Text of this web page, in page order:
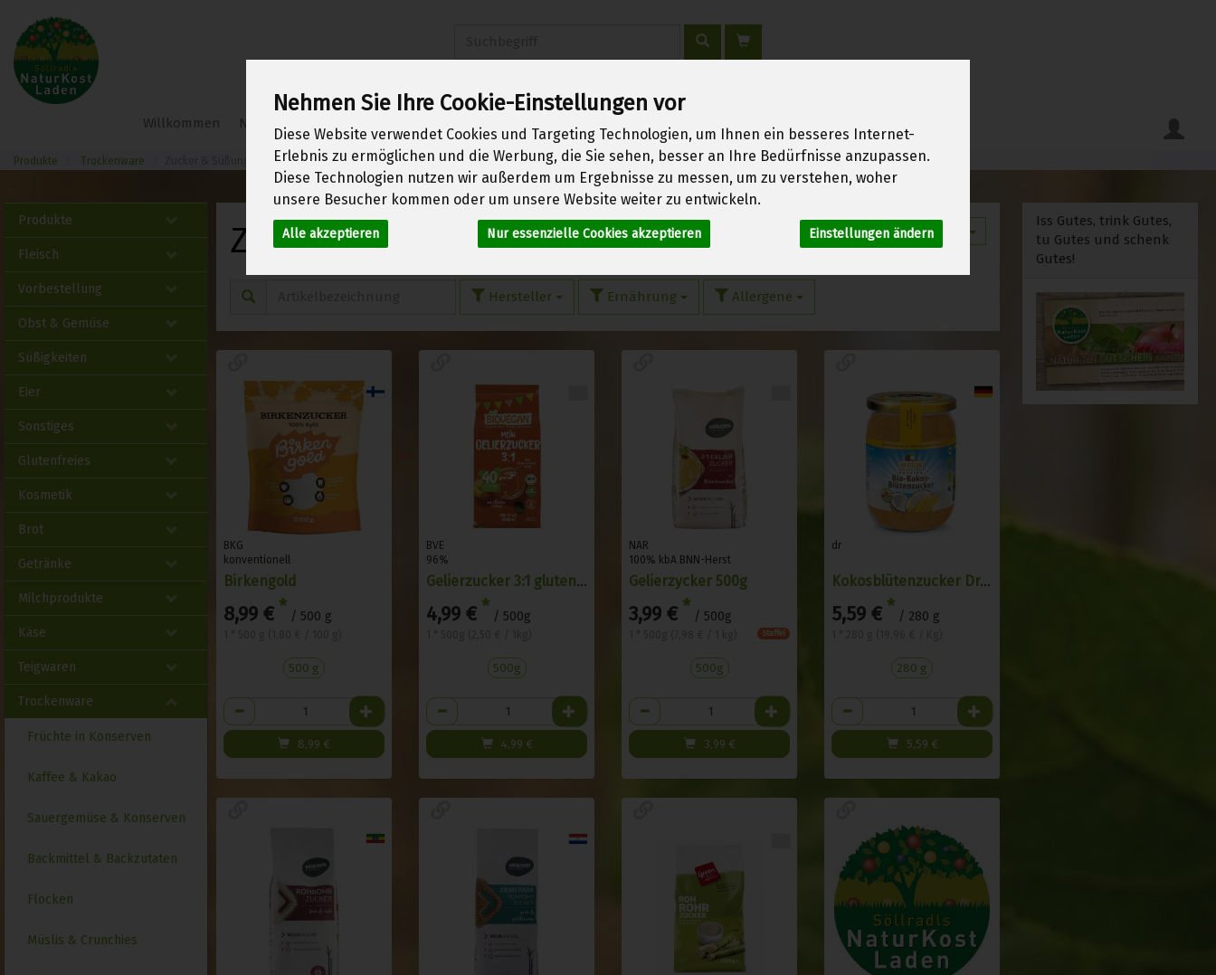
Nehmen Sie Ihre Cookie-Einstellungen vor
Diese Website verwendet Cookies und Targeting Technologien, um Ihnen ein besseres Internet-
Erlebnis zu ermöglichen und die Werbung, die Sie sehen, besser an Ihre Bedürfnisse anzupassen.
Diese Technologien nutzen wir außerdem um Ergebnisse zu messen, um zu verstehen, woher
unsere Besucher kommen oder um unsere Website weiter zu entwickeln.
Alle akzeptieren Nur essenzielle Cookies akzeptieren Einstellungen ändern
Webshop
Willkommen Neu im Shop Frühlingserwachen Über uns Kontakt Warenkorb
Produkte Trockenware Zucker & Süßungsmittel
Produkte
Fleisch
Vorbestellung
Obst & Gemüse
Süßigkeiten
Eier
Sonstiges
Glutenfreies
Kosmetik
Brot
Getränke
Milchprodukte
Käse
Teigwaren
Trockenware
Früchte in Konserven
Kaffee & Kakao
Sauergemüse & Konserven
Backmittel & Backzutaten
Flocken
Müslis & Crunchies
Zucker & Süßungsmittel 14 von 1970
Hersteller Ernährung Allergene
BKG
konventionell
Birkengold
8,99 € * / 500 g
500 g
Anzahl
8,99 €
BVE
96%
Gelierzucker 3:1 glutenfrei
4,99 € * / 500g
500g
Anzahl
4,99 €
NAR
100% kbA BNN-Herst
Gelierzycker 500g
3,99 € * / 500g
Staffel
500g
Anzahl
3,99 €
dr
Kokosblütenzucker Dr.Goerg 280 g
5,59 € * / 280 g
280 g
Anzahl
5,59 €
Iss Gutes, trink Gutes,
tu Gutes und schenk
Gutes!